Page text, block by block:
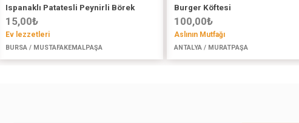
Ispanaklı Patatesli Peynirli Börek
15,00₺
Ev lezzetleri
BURSA / MUSTAFAKEMALPAŞA
Burger Köftesi
100,00₺
Aslının Mutfağı
ANTALYA / MURATPAŞA